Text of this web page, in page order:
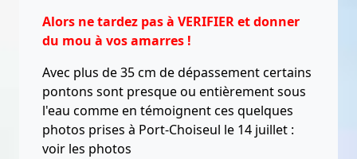
Alors ne tardez pas à VERIFIER et donner
du mou à vos amarres !
Avec plus de 35 cm de dépassement certains
pontons sont presque ou entièrement sous
l'eau comme en témoignent ces quelques
photos prises à Port-Choiseul le 14 juillet :
voir les photos